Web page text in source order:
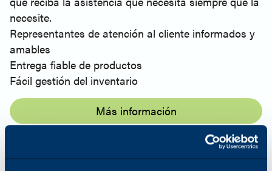
necesite.
Representantes de atención al cliente informados y
amables
Entrega fiable de productos
Fácil gestión del inventario
Más información